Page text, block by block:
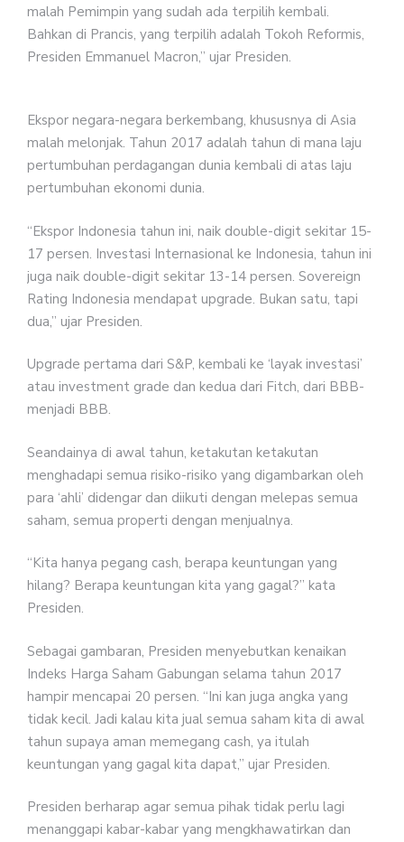
malah Pemimpin yang sudah ada terpilih kembali.
Bahkan di Prancis, yang terpilih adalah Tokoh Reformis,
Presiden Emmanuel Macron,” ujar Presiden.
Ekspor negara-negara berkembang, khususnya di Asia
malah melonjak. Tahun 2017 adalah tahun di mana laju
pertumbuhan perdagangan dunia kembali di atas laju
pertumbuhan ekonomi dunia.
“Ekspor Indonesia tahun ini, naik double-digit sekitar 15-
17 persen. Investasi Internasional ke Indonesia, tahun ini
juga naik double-digit sekitar 13-14 persen. Sovereign
Rating Indonesia mendapat upgrade. Bukan satu, tapi
dua,” ujar Presiden.
Upgrade pertama dari S&P, kembali ke ‘layak investasi’
atau investment grade dan kedua dari Fitch, dari BBB-
menjadi BBB.
Seandainya di awal tahun, ketakutan ketakutan
menghadapi semua risiko-risiko yang digambarkan oleh
para ‘ahli’ didengar dan diikuti dengan melepas semua
saham, semua properti dengan menjualnya.
“Kita hanya pegang cash, berapa keuntungan yang
hilang? Berapa keuntungan kita yang gagal?” kata
Presiden.
Sebagai gambaran, Presiden menyebutkan kenaikan
Indeks Harga Saham Gabungan selama tahun 2017
hampir mencapai 20 persen. “Ini kan juga angka yang
tidak kecil. Jadi kalau kita jual semua saham kita di awal
tahun supaya aman memegang cash, ya itulah
keuntungan yang gagal kita dapat,” ujar Presiden.
Presiden berharap agar semua pihak tidak perlu lagi
menanggapi kabar-kabar yang mengkhawatirkan dan